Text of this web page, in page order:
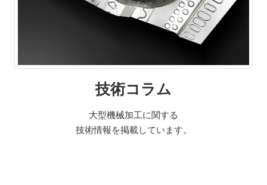
技術コラム
大型機械加工に関する
技術情報を掲載しています。